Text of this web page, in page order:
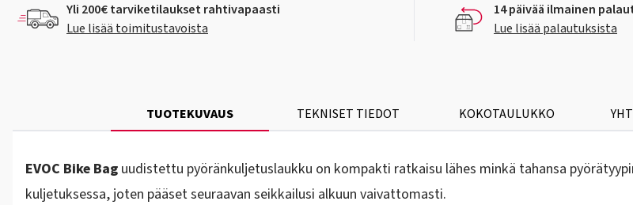
Yli 200€ tarviketilaukset rahtivapaasti
Lue lisää toimitustavoista
14 päivää ilmainen
Lue lisää palautuksista
TUOTEKUVAUS TEKNISET TIEDOT KOKOTAULUKKO
EVOC Bike Bag uudistettu pyöränkuljetuslaukku on kompakti ratkaisu lähes minkä tahansa
kuljetuksessa, joten pääset seuraavan seikkailusi alkuun vaivattomasti.